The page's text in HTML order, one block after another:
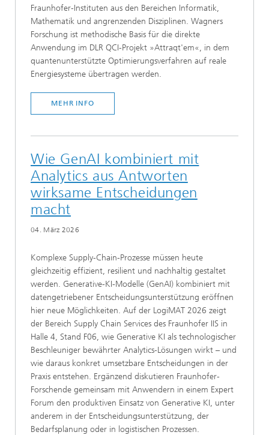
Fraunhofer-Instituten aus den Bereichen Informatik,
Mathematik und angrenzenden Disziplinen. Wagners
Forschung ist methodische Basis für die direkte
Anwendung im DLR QCI-Projekt »Attraqt'em«, in dem
quantenunterstützte Optimierungsverfahren auf reale
Energiesysteme übertragen werden.
MEHR INFO
Wie GenAI kombiniert mit
Analytics aus Antworten
wirksame Entscheidungen
macht
04. März 2026
Komplexe Supply-Chain-Prozesse müssen heute
gleichzeitig effizient, resilient und nachhaltig gestaltet
werden. Generative-KI-Modelle (GenAI) kombiniert mit
datengetriebener Entscheidungsunterstützung eröffnen
hier neue Möglichkeiten. Auf der LogiMAT 2026 zeigt
der Bereich Supply Chain Services des Fraunhofer IIS in
Halle 4, Stand F06, wie Generative KI als technologischer
Beschleuniger bewährter Analytics‑Lösungen wirkt – und
wie daraus konkret umsetzbare Entscheidungen in der
Praxis entstehen. Ergänzend diskutieren Fraunhofer-
Forschende gemeinsam mit Anwendern in einem Expert
Forum den produktiven Einsatz von Generative KI, unter
anderem in der Entscheidungsunterstützung, der
Bedarfsplanung oder in logistischen Prozessen.